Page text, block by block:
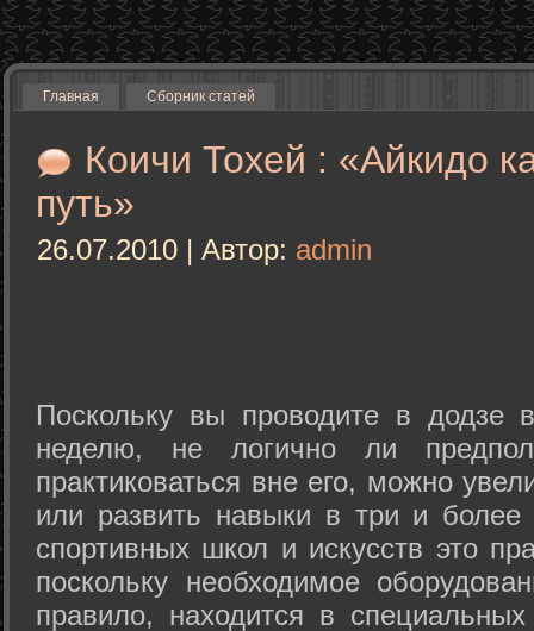
Главная Сборник статей
Коичи Тохей : «Айкидо
путь»
26.07.2010 | Автор: admin
Поскольку вы проводите в додзе
неделю, не логично ли
практиковаться вне его, можно
или развить навыки в три и
спортивных школ и искусств это
поскольку необходимое
правило, находится в